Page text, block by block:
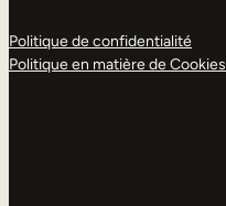
Politique de confidentialité
Politique en matière de Cookies